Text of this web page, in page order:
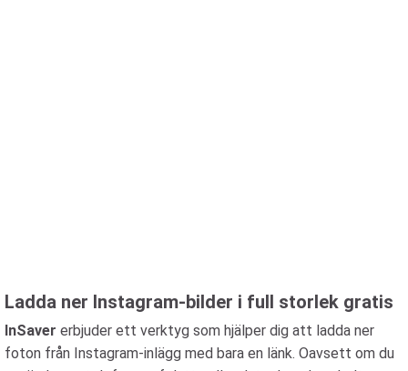
Ladda ner Instagram-bilder i full storlek gratis
InSaver erbjuder ett verktyg som hjälper dig att ladda ner
foton från Instagram-inlägg med bara en länk. Oavsett om du